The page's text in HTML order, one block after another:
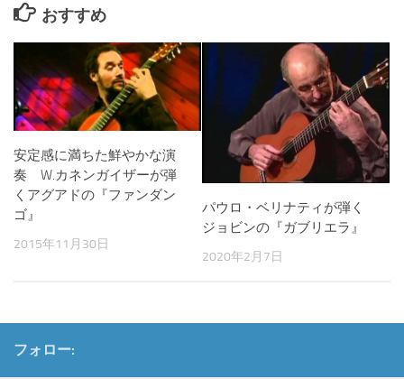
おすすめ
安定感に満ちた鮮やかな演
奏 W.カネンガイザーが弾
くアグアドの『ファンダン
ゴ』
2015年11月30日
パウロ・ベリナティが弾く
ジョビンの『ガブリエラ』
2020年2月7日
フォロー: